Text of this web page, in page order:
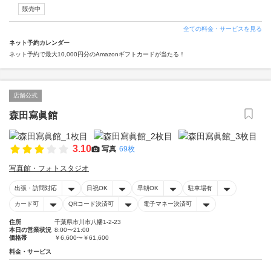
販売中
全ての料金・サービスを見る
ネット予約カレンダー
ネット予約で最大10,000円分のAmazonギフトカードが当たる！
店舗公式
森田寫眞館
3.10 写真 69枚
写真館・フォトスタジオ
出張・訪問対応 日祝OK 早朝OK 駐車場有
カード可 QRコード決済可 電子マネー決済可
住所
千葉県市川市八幡1-2-23
本日の営業状況 8:00〜21:00
価格帯
￥6,600〜￥61,600
料金・サービス